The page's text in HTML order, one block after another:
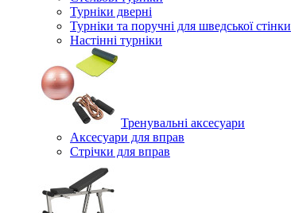
Турніки дверні
Турніки та поручні для шведської стінки
Настінні турніки
Тренувальні аксесуари
Аксесуари для вправ
Стрічки для вправ